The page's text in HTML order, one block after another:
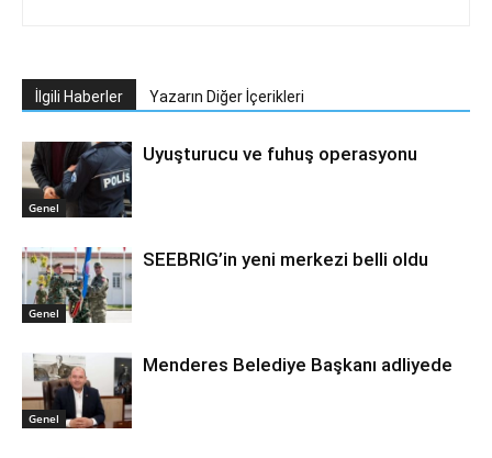
İlgili Haberler Yazarın Diğer İçerikleri
Genel
Uyuşturucu ve fuhuş operasyonu
Genel
SEEBRIG’in yeni merkezi belli oldu
Genel
Menderes Belediye Başkanı adliyede